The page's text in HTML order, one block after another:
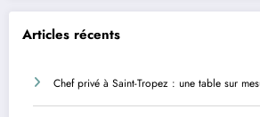
Articles récents
Chef privé à Saint-Tropez : une table sur